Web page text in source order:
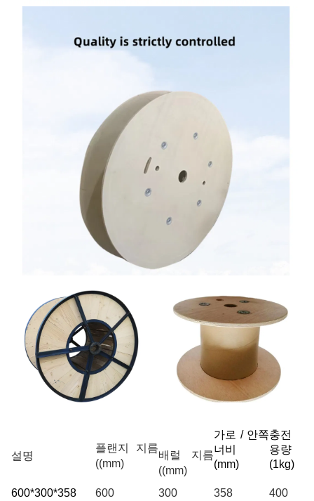
설명
플랜지 지름
((mm)
배럴 지름
((mm)
가로 / 안쪽
너비
(mm)
충전
용량
(1kg)
600*300*358 600 300 358
400